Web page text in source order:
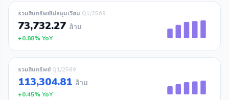
รวมสินทรัพย์ไม่หมุนเวียน Q1/2569
73,732.27 ล้าน
+0.88% YoY
รวมสินทรัพย์ Q1/2569
113,304.81 ล้าน
+0.45% YoY